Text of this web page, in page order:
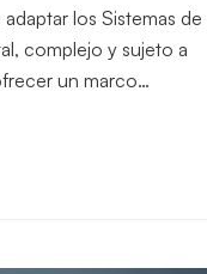
los Sistemas de
complejo y sujeto a
un marco…